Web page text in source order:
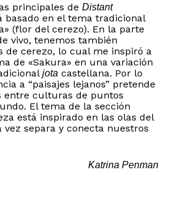
principales de Distant
basado en el tema tradicional
(flor del cerezo). En la parte
vivo, tenemos también
de cerezo, lo cual me inspiró a
de «Sakura» en una variación
jota castellana. Por lo
a “paisajes lejanos” pretende
entre culturas de puntos
El tema de la sección
está inspirado en las olas del
vez separa y conecta nuestros
Katrina Penman